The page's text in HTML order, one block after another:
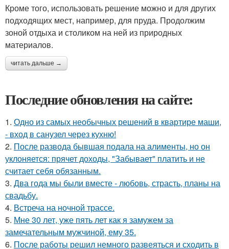
Кроме того, использовать решение можно и для других
подходящих мест, например, для пруда. Продолжим
зоной отдыха и столиком на ней из природных
материалов.
читать дальше →
Последние обновления на сайте:
1. Одно из самых необычных решений в квартире маши,
- вход в санузел через кухню!
2. После развода бывшая подала на алименты, но он
уклоняется: прячет доходы, "Забывает" платить и не
считает себя обязанным.
3. Два года мы были вместе - любовь, страсть, планы на
свадьбу.
4. Встреча на ночной трассе.
5. Мне 30 лет, уже пять лет как я замужем за
замечательным мужчиной, ему 35.
6. После работы решил немного развеяться и сходить в